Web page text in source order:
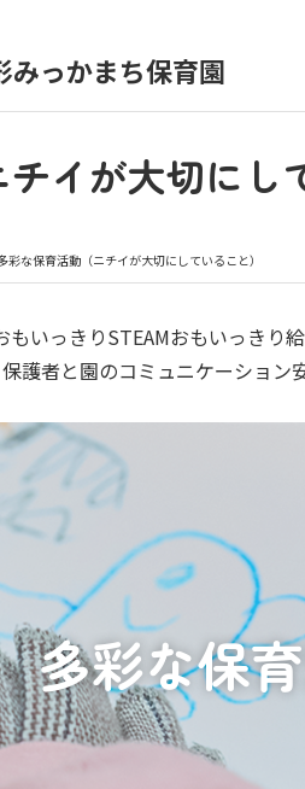
みっかまち保育園
学 入園
お仕
チイが大切にし
彩な保育活動（ニチイが大切にしていること）
もいっきりSTEAMおもいっきり
保護者と園のコミュニケーション
多彩な保